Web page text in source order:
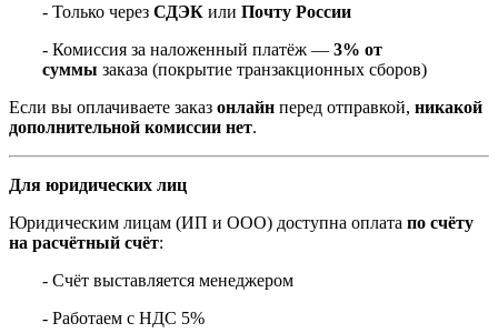
- Только через СДЭК или Почту России
- Комиссия за наложенный платёж — 3% от
суммы заказа (покрытие транзакционных сборов)
Если вы оплачиваете заказ онлайн перед отправкой, никакой
дополнительной комиссии нет.
Для юридических лиц
Юридическим лицам (ИП и ООО) доступна оплата по счёту
на расчётный счёт:
- Счёт выставляется менеджером
- Работаем с НДС 5%